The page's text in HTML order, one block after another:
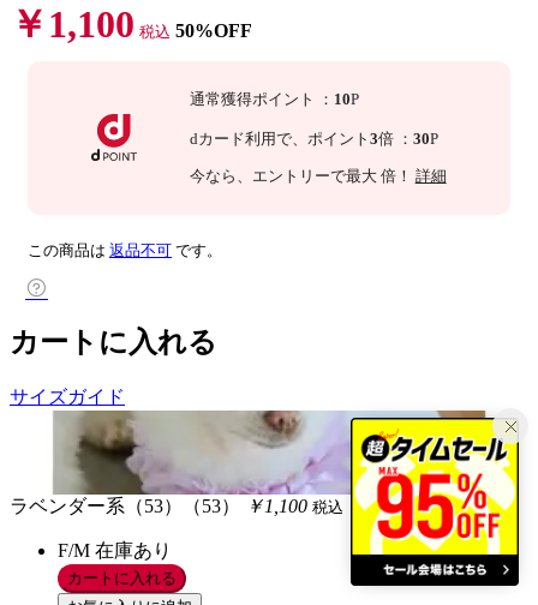
￥1,100 税込 50%OFF
通常獲得ポイント ： 10P
dカード利用で、 ポイント 3倍 ： 30P
今なら 、エントリーで最大 倍！ 詳細
この商品は 返品不可 です。
カートに入れる
サイズガイド
ラベンダー系（53）（53） ￥1,100 税込
F/M 在庫あり
カートに入れる